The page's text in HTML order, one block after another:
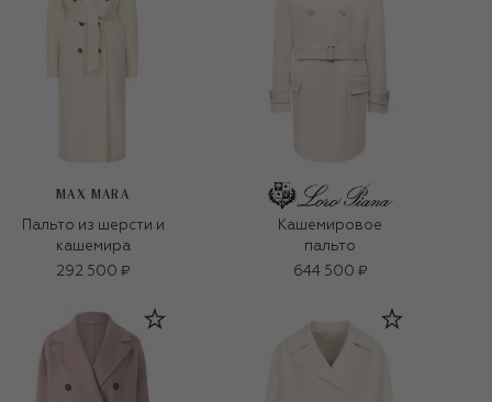
MAX MARA
Пальто из шерсти и
кашемира
292 500 ₽
Кашемировое
пальто
644 500 ₽